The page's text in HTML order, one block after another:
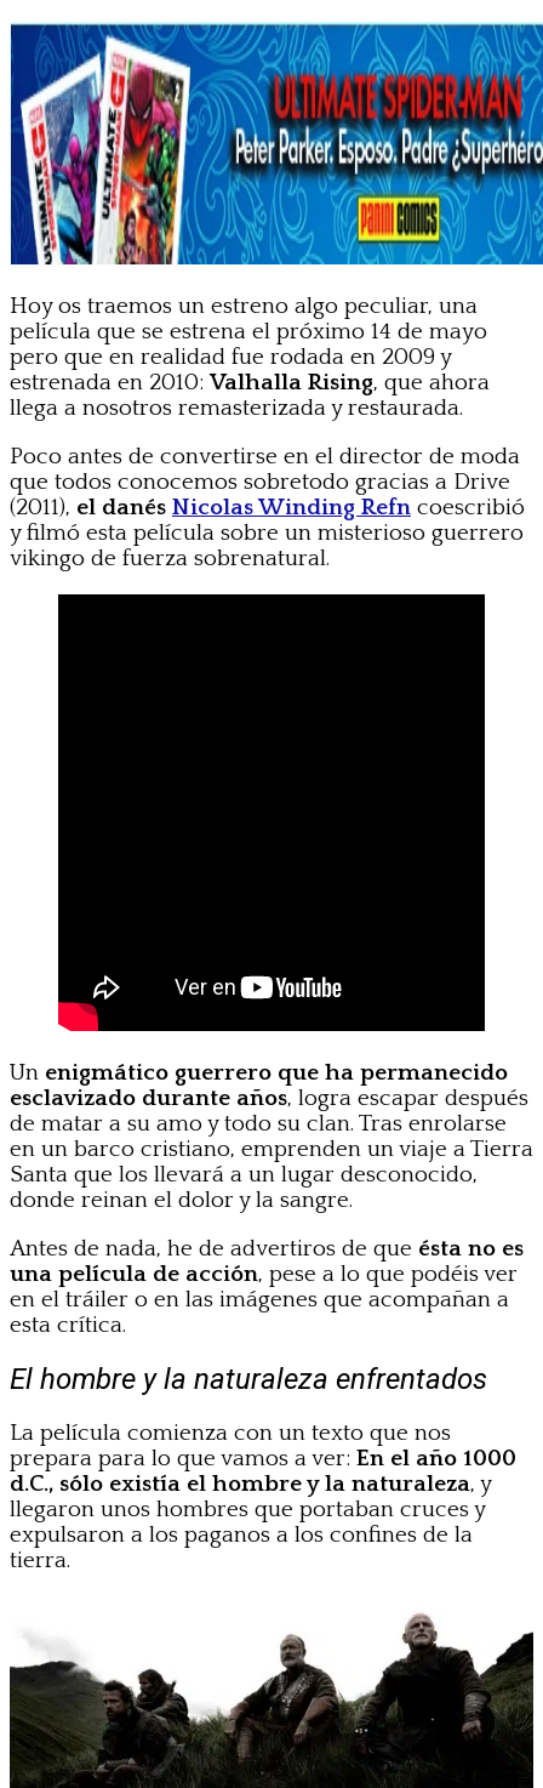
Hoy os traemos un estreno algo peculiar, una
película que se estrena el próximo 14 de mayo
pero que en realidad fue rodada en 2009 y
estrenada en 2010:Valhalla Rising, que ahora
llega a nosotros remasterizada y restaurada.
Poco antes de convertirse en el director de moda
que todos conocemos sobretodo gracias a Drive
(2011), el danés Nicolas Winding Refn coescribió
y filmó esta película sobre un misterioso guerrero
vikingo de fuerza sobrenatural.
Un enigmático guerrero que ha permanecido
esclavizado durante años, logra escapar después
de matar a su amo y todo su clan. Tras enrolarse
en un barco cristiano, emprenden un viaje a Tierra
Santa que los llevará a un lugar desconocido,
donde reinan el dolor y la sangre.
Antes de nada, he de advertiros de que ésta no es
una película de acción, pese a lo que podéis ver
en el tráiler o en las imágenes que acompañan a
esta crítica.
El hombre y la naturaleza enfrentados
La película comienza con un texto que nos
prepara para lo que vamos a ver: En el año 1000
d.C., sólo existía el hombre y la naturaleza, y
llegaron unos hombres que portaban cruces y
expulsaron a los paganos a los confines de la
tierra.